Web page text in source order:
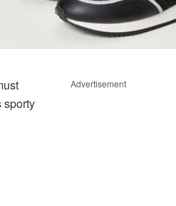
sporty
Advertisement